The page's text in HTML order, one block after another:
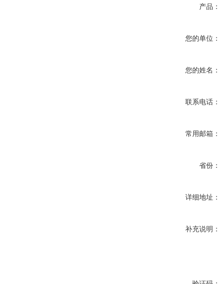
产品：
您的单位：
您的姓名：
联系电话：
常用邮箱：
省份：
详细地址：
补充说明：